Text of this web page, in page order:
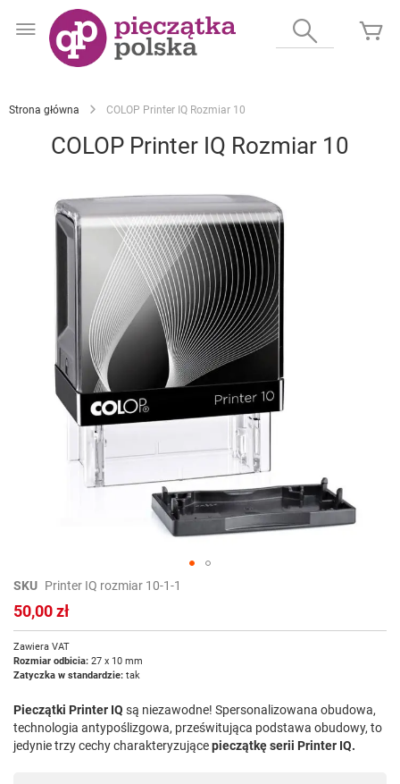
do
Wyszukaj
Strona główna COLOP Printer IQ Rozmiar 10
COLOP Printer IQ Rozmiar 10
Przejdź
na
początek
SKU Printer IQ rozmiar 10-1-1
50,00 zł
Zawiera VAT
Rozmiar odbicia: 27 x 10 mm
Zatyczka w standardzie: tak
Pieczątki Printer IQ są niezawodne! Spersonalizowana obudowa,
technologia antypoślizgowa, prześwitująca podstawa obudowy, to
jedynie trzy cechy charakteryzującepieczątkę serii Printer IQ.